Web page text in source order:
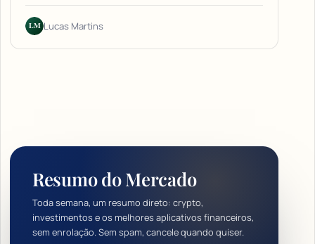
LM Lucas Martins
Resumo do Mercado
Toda semana, um resumo direto: crypto,
investimentos e os melhores aplicativos financeiros,
sem enrolação. Sem spam, cancele quando quiser.